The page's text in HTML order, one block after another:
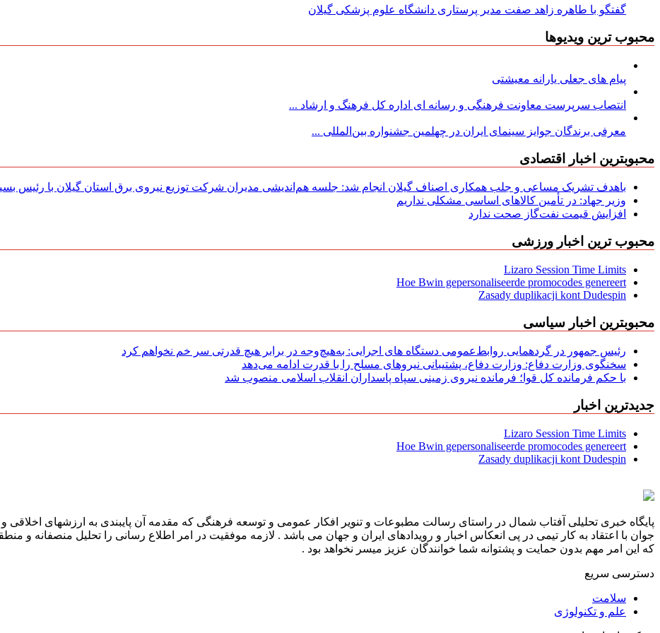
گفتگو با طاهره زاهد صفت مدیر پرستاری دانشگاه علوم پزشکی گیلان
محبوب ترین ویدیوها
پیام های جعلی یارانه معیشتی
انتصاب سرپرست معاونت فرهنگی و رسانه ای اداره کل فرهنگ و ارشاد ...
معرفی برندگان جوایز سینمای ایران در چهلمین جشنواره بین‌المللی ...
محبوبترین اخبار اقتصادی
باهدف تشریک مساعی و جلب همکاری اصناف گیلان انجام شد: جلسه هم‌اندیشی مدیران شركت توزیع نیروی برق استان گیلان با رئیس
وزیر جهاد: در تأمین کالاهای اساسی مشکلی نداریم
افزایش قیمت نفت‌گاز صحت ندارد
محبوب ترین اخبار ورزشی
Lizaro Session Time Limits
Hoe Bwin gepersonaliseerde promocodes genereert
Zasady duplikacji kont Dudespin
محبوبترین اخبار سیاسی
رئیس جمهور در گردهمایی روابط‌عمومی دستگاه های اجرایی: به‌هیچ‌وجه در برابر هیچ قدرتی سر خم نخواهم کرد
سخنگوی وزارت دفاع: وزارت دفاع، پشتیبانی نیرو‌های مسلح را با قدرت ادامه می‌دهد
با حکم فرمانده کل قوا؛ فرمانده نیروی زمینی سپاه پاسداران انقلاب اسلامی منصوب شد
جدیدترین اخبار
Lizaro Session Time Limits
Hoe Bwin gepersonaliseerde promocodes genereert
Zasady duplikacji kont Dudespin
پایگاه خبری تحلیلی آفتاب شمال در راستای رسالت مطبوعات و تنویر افکار عمومی و توسعه فرهنگی که مقدمه آن پایبندی به ارزشهای اخلاقی
جوان با اعتقاد به کار تیمی در پی انعکاس اخبار و رویدادهای ایران و جهان می باشد . لازمه موفقیت در امر اطلاع رسانی را تحلیل منصفانه و
که این امر مهم بدون حمایت و پشتوانه شما خوانندگان عزیز میسر نخواهد بود .
دسترسی سریع
سلامت
علم و تکنولوژی